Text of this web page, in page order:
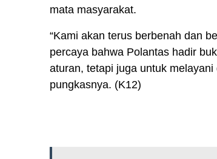
mata masyarakat.
“Kami akan terus berbenah dan
percaya bahwa Polantas hadir
aturan, tetapi juga untuk melayani
pungkasnya. (K12)